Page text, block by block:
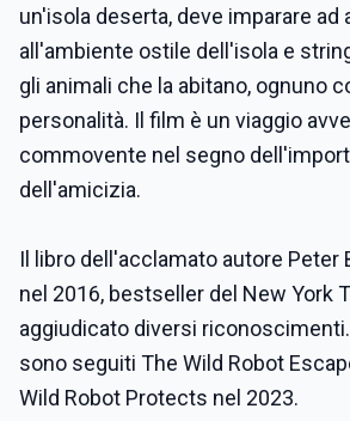
un'isola deserta, deve imparare ad
all'ambiente ostile dell'isola e
gli animali che la abitano, ognuno
personalità. Il film è un viaggio
commovente nel segno
dell'amicizia.
Il libro dell'acclamato autore Peter
nel 2016, bestseller del New York
aggiudicato diversi
sono seguiti The Wild Robot
Wild Robot Protects nel 2023.